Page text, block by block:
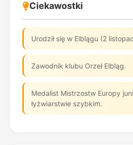
Ciekawostki
Urodził się w Elblągu (2
Zawodnik klubu Orzeł Elbląg.
Medalist Mistrzostw Europy
łyżwiarstwie szybkim.